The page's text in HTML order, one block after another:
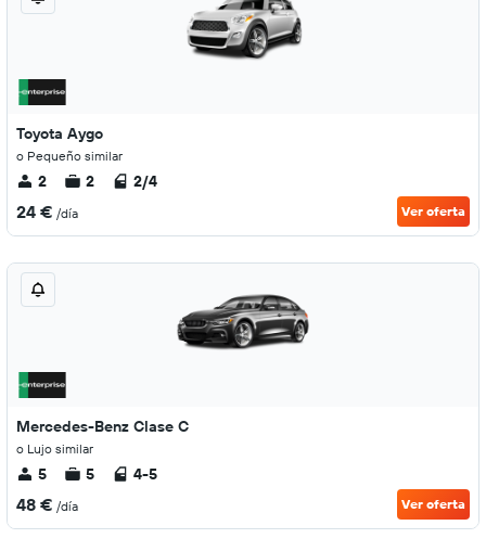
Toyota Aygo
o Pequeño similar
2 2 2/4
24 € /día Ver oferta
Mercedes-Benz Clase C
o Lujo similar
5 5 4-5
48 € /día Ver oferta